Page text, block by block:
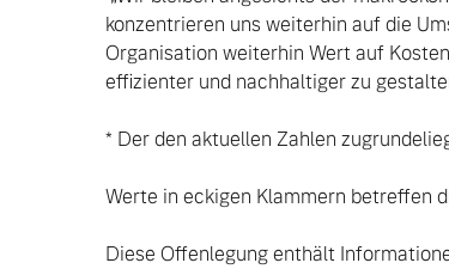
konzentrieren uns weiterhin auf die
Organisation weiterhin Wert auf
effizienter und nachhaltiger zu
* Der den aktuellen Zahlen
Werte in eckigen Klammern betreffen
Diese Offenlegung enthält